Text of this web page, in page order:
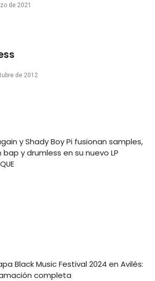
de 2021
de 2012
y Shady Boy Pi fusionan samples,
y drumless en su nuevo LP
Black Music Festival 2024 en Avilés:
completa